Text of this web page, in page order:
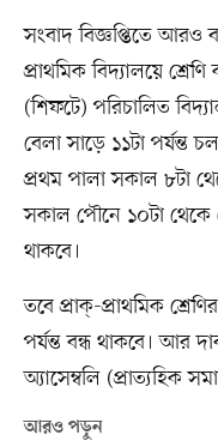
সংবাদ বিজ্ঞপ্তিতে আরও
প্রাথমিক বিদ্যালয়ে
(শিফটে) পরিচালিত
বেলা সাড়ে ১১টা
প্রথম পালা সকাল ৮টা
সকাল পৌনে ১০টা থেকে
থাকবে।
তবে প্রাক্‌-প্রাথমিক
পর্যন্ত বন্ধ থাকবে। আর
অ্যাসেম্বলি (প্রাত্যহিক
আরও পড়ুন